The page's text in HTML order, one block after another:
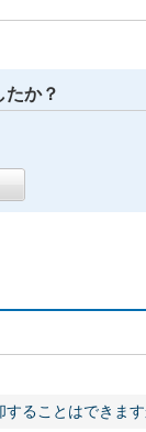
たか？
ることはできます